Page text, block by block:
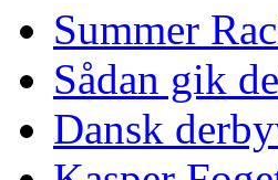
Summer
Sådan gik
Dansk